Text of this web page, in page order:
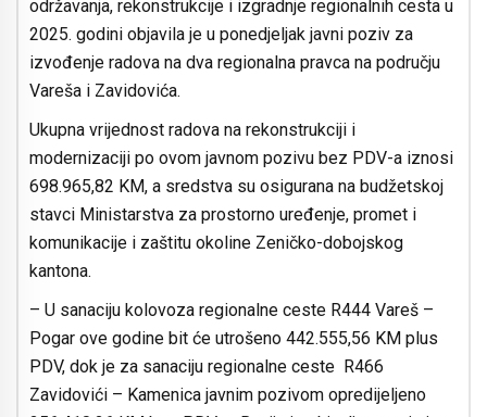
održavanja, rekonstrukcije i izgradnje regionalnih cesta u
2025. godini objavila je u ponedjeljak javni poziv za
izvođenje radova na dva regionalna pravca na području
Vareša i Zavidovića.
Ukupna vrijednost radova na rekonstrukciji i
modernizaciji po ovom javnom pozivu bez PDV-a iznosi
698.965,82 KM, a sredstva su osigurana na budžetskoj
stavci Ministarstva za prostorno uređenje, promet i
komunikacije i zaštitu okoline Zeničko-dobojskog
kantona.
– U sanaciju kolovoza regionalne ceste R444 Vareš –
Pogar ove godine bit će utrošeno 442.555,56 KM plus
PDV, dok je za sanaciju regionalne ceste R466
Zavidovići – Kamenica javnim pozivom opredijeljeno